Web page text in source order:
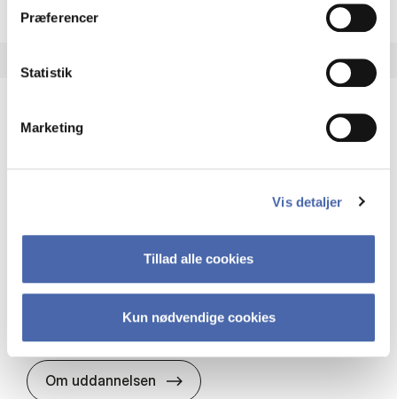
Præferencer
Statistik
Marketing
Vis detaljer
Tillad alle cookies
Kun nødvendige cookies
HA(it.) - erhvervs­økonomi og informations­
virksomheders muligheder og udfordringer inden
Organisation og ledelse
Om uddannelsen HA(it.) - erhvervs­økonomi og